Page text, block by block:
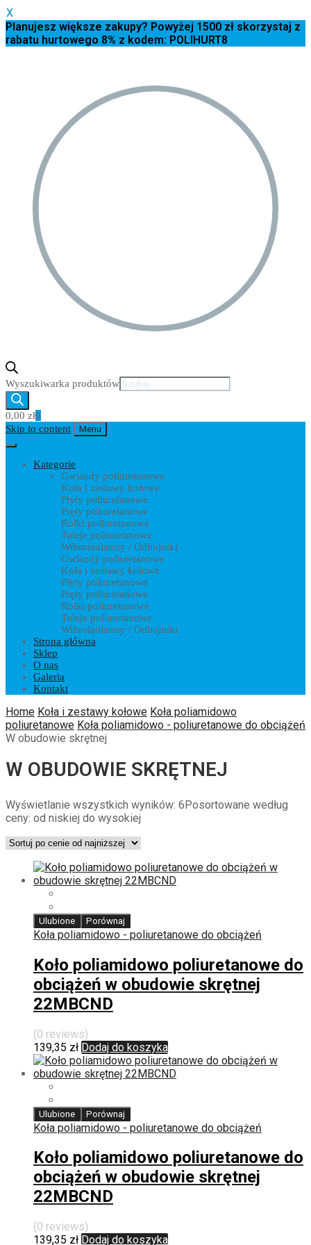
X
Planujesz większe zakupy? Powyżej 1500 zł skorzystaj z
rabatu hurtowego 8% z kodem: POLIHURT8
Wyszukiwarka produktów
0,00 zł0
Skip to content
Menu
Kategorie
Gwiazdy poliuretanowe
Koła i zestawy kołowe
Płyty poliuretanowe
Pręty poliuretanowe
Rolki poliuretanowe
Tuleje poliuretanowe
Wibroizolatory / Odbojniki
Gwiazdy poliuretanowe
Koła i zestawy kołowe
Płyty poliuretanowe
Pręty poliuretanowe
Rolki poliuretanowe
Tuleje poliuretanowe
Wibroizolatory / Odbojniki
Strona główna
Sklep
O nas
Galeria
Kontakt
Home Koła i zestawy kołowe Koła poliamidowo
poliuretanowe Koła poliamidowo - poliuretanowe do obciążeń
W obudowie skrętnej
W OBUDOWIE SKRĘTNEJ
Wyświetlanie wszystkich wyników: 6Posortowane według
ceny: od niskiej do wysokiej
Ulubione Porównaj
Koła poliamidowo - poliuretanowe do obciążeń
Koło poliamidowo poliuretanowe do
obciążeń w obudowie skrętnej
22MBCND
(0 reviews)
139,35 zł Dodaj do koszyka
Ulubione Porównaj
Koła poliamidowo - poliuretanowe do obciążeń
Koło poliamidowo poliuretanowe do
obciążeń w obudowie skrętnej
22MBCND
(0 reviews)
139,35 zł Dodaj do koszyka